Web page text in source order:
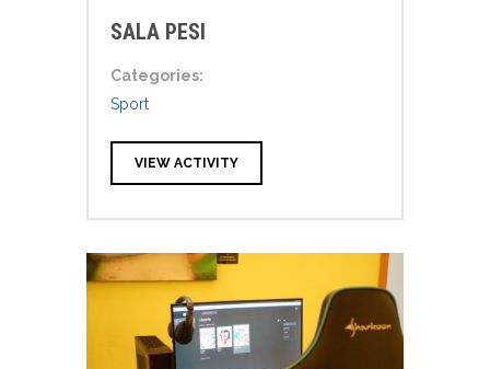
SALA PESI
Categories:
Sport
VIEW ACTIVITY